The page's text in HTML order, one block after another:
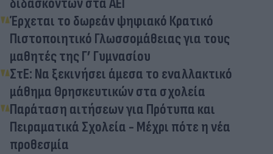
Έρχεται το δωρεάν ψηφιακό Κρατικό
Πιστοποιητικό Γλωσσομάθειας για τους
μαθητές της Γ’ Γυμνασίου
ΣτΕ: Να ξεκινήσει άμεσα το εναλλακτικό
μάθημα Θρησκευτικών στα σχολεία
Παράταση αιτήσεων για Πρότυπα και
Πειραματικά Σχολεία - Μέχρι πότε η νέα
προθεσμία